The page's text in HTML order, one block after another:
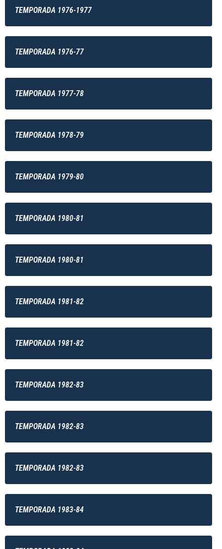
TEMPORADA 1976-1977
TEMPORADA 1976-77
TEMPORADA 1977-78
TEMPORADA 1978-79
TEMPORADA 1979-80
TEMPORADA 1980-81
TEMPORADA 1980-81
TEMPORADA 1981-82
TEMPORADA 1981-82
TEMPORADA 1982-83
TEMPORADA 1982-83
TEMPORADA 1982-83
TEMPORADA 1983-84